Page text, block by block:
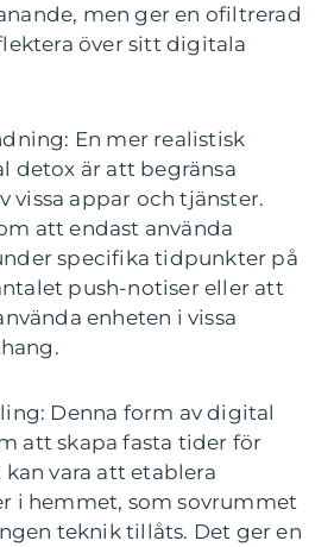
men ger en ofiltrerad
över sitt digitala
En mer realistisk
detox är att begränsa
vissa appar och tjänster.
att endast använda
specifika tidpunkter på
push-notiser eller att
enheten i vissa
Denna form av digital
att skapa fasta tider för
vara att etablera
i hemmet, som sovrummet
teknik tillåts. Det ger en